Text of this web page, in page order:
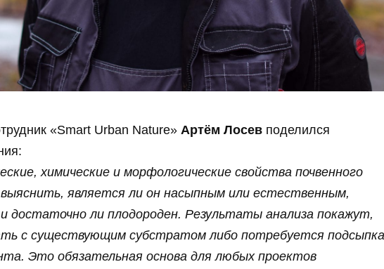
«Smart Urban Nature» Артём Лосев поделился
химические и морфологические свойства почвенного
является ли он насыпным или естественным,
и достаточно ли плодороден. Результаты анализа покажут,
с существующим субстратом либо потребуется подсыпка
Это обязательная основа для любых проектов